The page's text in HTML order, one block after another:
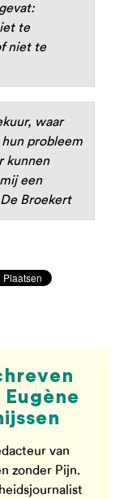
te
niet te
waar
probleem
kunnen
een
Broekert
van
zonder Pijn.